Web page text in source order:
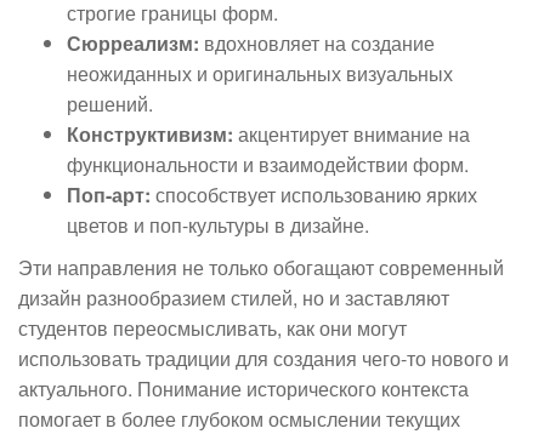
строгие границы форм.
Сюрреализм: вдохновляет на создание
неожиданных и оригинальных визуальных
решений.
Конструктивизм: акцентирует внимание на
функциональности и взаимодействии форм.
Поп-арт: способствует использованию ярких
цветов и поп-культуры в дизайне.
Эти направления не только обогащают современный
дизайн разнообразием стилей, но и заставляют
студентов переосмысливать, как они могут
использовать традиции для создания чего-то нового и
актуального. Понимание исторического контекста
помогает в более глубоком осмыслении текущих